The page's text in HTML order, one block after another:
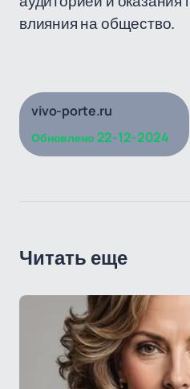
влияния на общество.
vivo-porte.ru
Обновлено 22-12-2024
Читать еще